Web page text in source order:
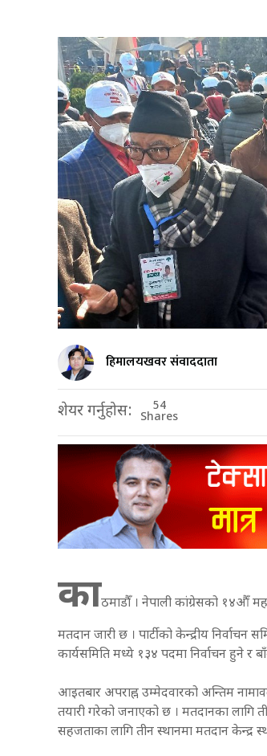
हिमालयखवर संवाददाता
शेयर गर्नुहोस: 54
Shares
काठमाडौँ । नेपाली कांग्रेसको १४औँ
मतदान जारी छ । पार्टीको केन्द्रीय
कार्यसमिति मध्ये १३४ पदमा निर्वाचन हुने र
आइतबार अपराह्न उम्मेदवारको अन्तिम
तयारी गरेको जनाएको छ । मतदानका लागि
सहजताका लागि तीन स्थानमा मतदान केन्द्र